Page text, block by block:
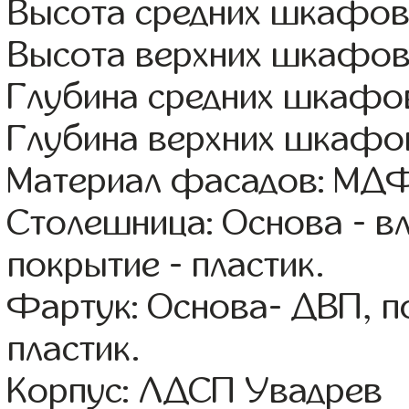
Высота средних
Высота верхних
Глубина средних
Глубина верхних
Материал фасадов:
Столешница: Основа -
покрытие - пластик.
Фартук: Основа- ДВП,
пластик.
Корпус: ЛДСП Увадрев